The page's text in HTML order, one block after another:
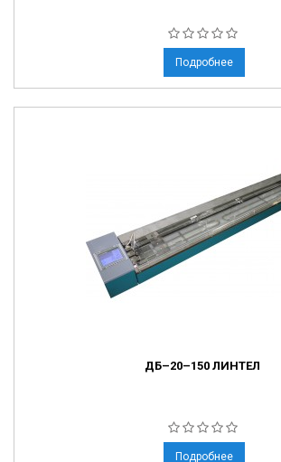
Подробнее
ДБ–20–150 ЛИНТЕЛ
Подробнее